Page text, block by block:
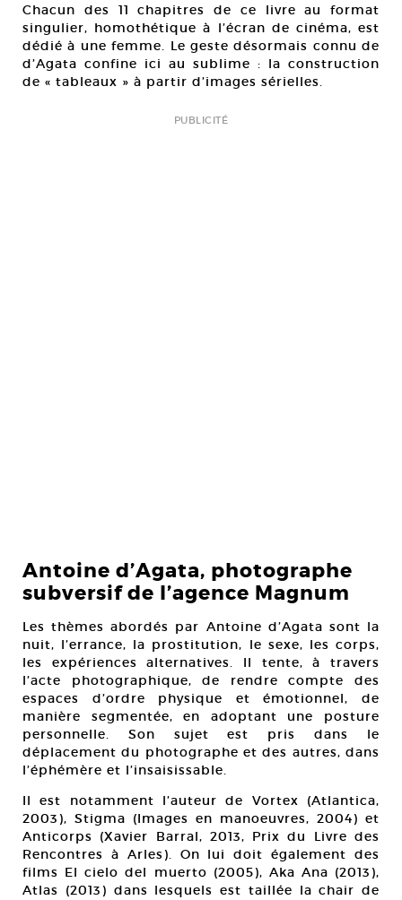
Chacun des 11 chapitres de ce livre au format
singulier, homothétique à l’écran de cinéma, est
dédié à une femme. Le geste désormais connu de
d’Agata confine ici au sublime : la construction
de « tableaux » à partir d’images sérielles.
PUBLICITÉ
Antoine d’Agata, photographe
subversif de l’agence Magnum
Les thèmes abordés par Antoine d’Agata sont la
nuit, l’errance, la prostitution, le sexe, les corps,
les expériences alternatives. Il tente, à travers
l’acte photographique, de rendre compte des
espaces d’ordre physique et émotionnel, de
manière segmentée, en adoptant une posture
personnelle. Son sujet est pris dans le
déplacement du photographe et des autres, dans
l’éphémère et l’insaisissable.
Il est notamment l’auteur de Vortex (Atlantica,
2003), Stigma (Images en manoeuvres, 2004) et
Anticorps (Xavier Barral, 2013, Prix du Livre des
Rencontres à Arles). On lui doit également des
films El cielo del muerto (2005), Aka Ana (2013),
Atlas (2013) dans lesquels est taillée la chair de